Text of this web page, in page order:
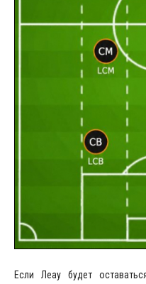
Если Леау будет